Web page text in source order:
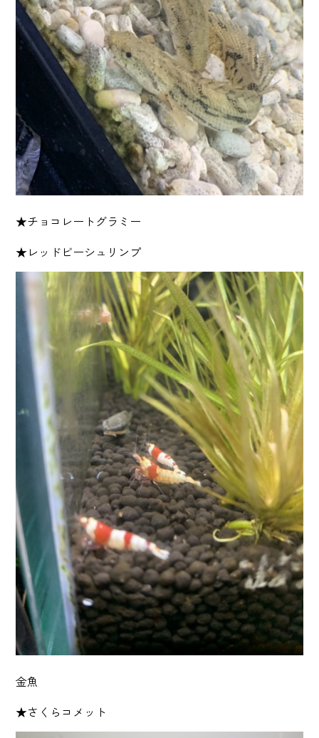
★チョコレートグラミー
★レッドビーシュリンプ
金魚
★さくらコメット